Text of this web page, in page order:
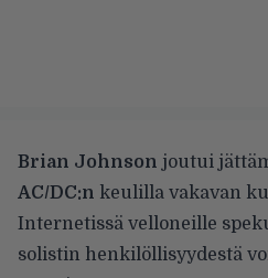
Brian Johnson joutui
AC/DC:n keulilla vakavan
Internetissä velloneille
solistin henkilöllisyydestä